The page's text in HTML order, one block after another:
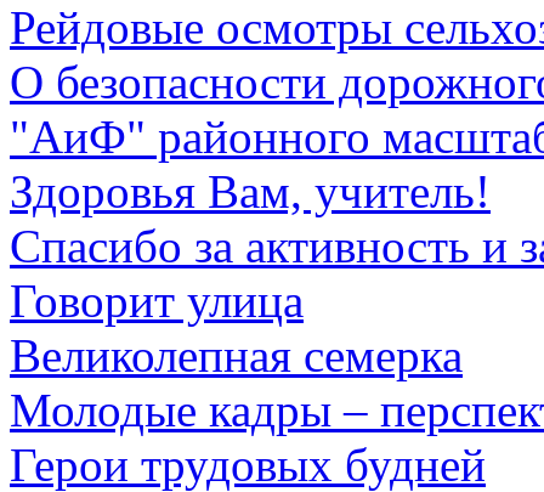
Рейдовые осмотры
О безопасности
"АиФ" районного
Здоровья Вам, учитель!
Спасибо за активность и
Говорит улица
Великолепная семерка
Молодые кадры –
Герои трудовых будней